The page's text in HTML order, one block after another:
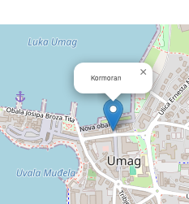
Kormoran ×